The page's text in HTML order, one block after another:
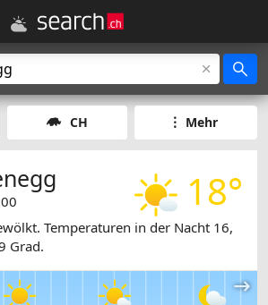
CH Mehr
18°
Temperaturen in der Nacht 16,
Grad.